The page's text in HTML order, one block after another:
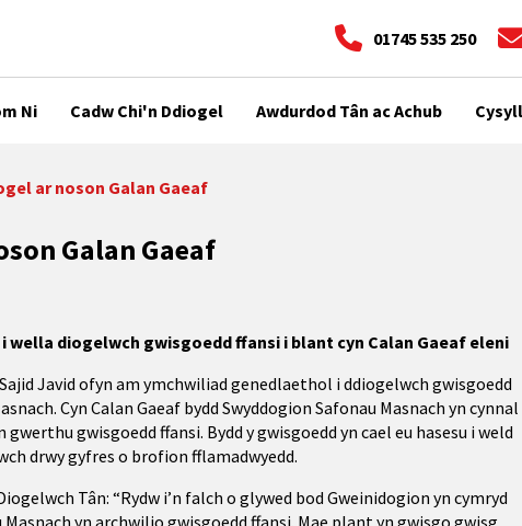
01745 535 250
Ni Cadw Chi'n Ddiogel Awdurdod Tân ac Achub
ar noson Galan Gaeaf
Galan Gaeaf
wella diogelwch gwisgoedd ffansi i blant cyn Calan Gaeaf eleni
Sajid Javid ofyn am ymchwiliad genedlaethol i ddiogelwch gwisgoedd
Cyn Calan Gaeaf bydd Swyddogion Safonau Masnach yn cynnal
gwisgoedd ffansi. Bydd y gwisgoedd yn cael eu hasesu i weld
drwy gyfres o brofion fflamadwyedd.
Tân: “Rydw i’n falch o glywed bod Gweinidogion yn cymryd
yn archwilio gwisgoedd ffansi. Mae plant yn gwisgo gwisg